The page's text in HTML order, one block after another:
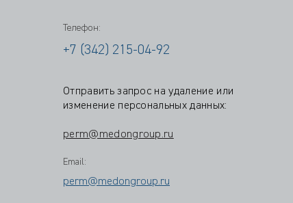
Телефон:
+7 (342) 215-04-92
Отправить запрос на удаление или
изменение персональных данных:
perm@medongroup.ru
Email:
perm@medongroup.ru